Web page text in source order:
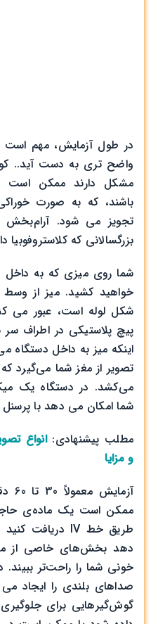
در طول آزمایش، مهم است
واضح تری به دست آید..
مشکل دارند ممکن است
باشند، که به صورت
تجویز می شود. آرام‌بخش
بزرگسالانی که کلاستروفوبیا
خواهید کشید. میز از
شکل لوله است، عبور
پیچ پلاستیکی در اطراف سر
اینکه میز به داخل
تصویر از مغز شما می‌گیرد
می‌کشد. در دستگاه یک
شما امکان می دهد با پرسنل
مطلب پیشنهادی:انواع
و مزایا
ممکن است یک ماده‌ی حاجب،
دهد بخش‌های خاصی از
صداهای بلندی را ایجاد